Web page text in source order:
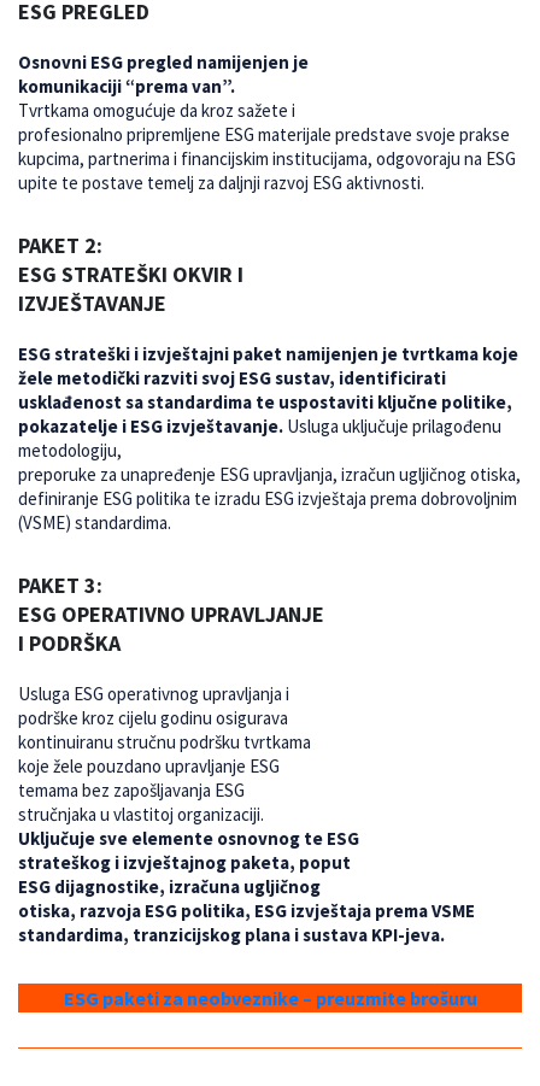
ESG PREGLED
Osnovni ESG pregled namijenjen je
komunikaciji “prema van”.
Tvrtkama omogućuje da kroz sažete i
profesionalno pripremljene ESG materijale predstave svoje prakse
kupcima, partnerima i financijskim institucijama, odgovoraju na ESG
upite te postave temelj za daljnji razvoj ESG aktivnosti.
PAKET 2:
ESG STRATEŠKI OKVIR I
IZVJEŠTAVANJE
ESG strateški i izvještajni paket namijenjen je tvrtkama koje
žele metodički razviti svoj ESG sustav, identificirati
usklađenost sa standardima te uspostaviti ključne politike,
pokazatelje i ESG izvještavanje. Usluga uključuje prilagođenu
metodologiju,
preporuke za unapređenje ESG upravljanja, izračun ugljičnog otiska,
definiranje ESG politika te izradu ESG izvještaja prema dobrovoljnim
(VSME) standardima.
PAKET 3:
ESG OPERATIVNO UPRAVLJANJE
I PODRŠKA
Usluga ESG operativnog upravljanja i
podrške kroz cijelu godinu osigurava
kontinuiranu stručnu podršku tvrtkama
koje žele pouzdano upravljanje ESG
temama bez zapošljavanja ESG
stručnjaka u vlastitoj organizaciji.
Uključuje sve elemente osnovnog te ESG
strateškog i izvještajnog paketa, poput
ESG dijagnostike, izračuna ugljičnog
otiska, razvoja ESG politika, ESG izvještaja prema VSME
standardima, tranzicijskog plana i sustava KPI-jeva.
ESG paketi za neobveznike – preuzmite brošuru